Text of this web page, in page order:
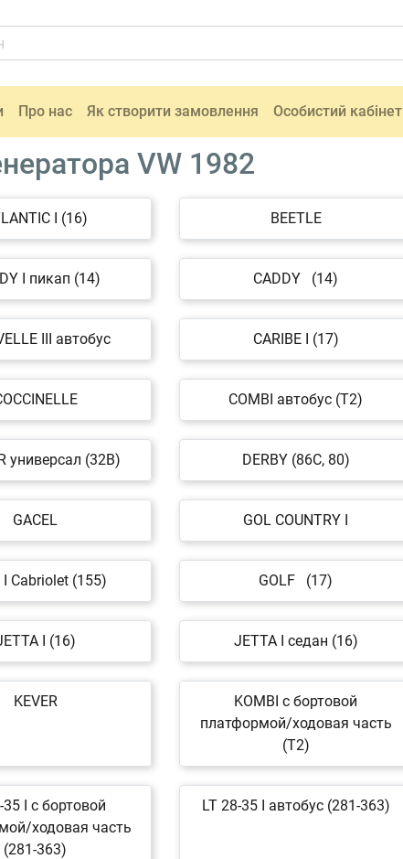
Про нас Як створити замовлення Особистий кабінет
VW 1982
I (16) BEETLE
I пикап (14) CADDY (14)
III автобус CARIBE I (17)
COMBI автобус (T2)
универсал (32B) DERBY (86C, 80)
GACEL GOL COUNTRY I
I Cabriolet (155) GOLF (17)
I (16) JETTA I седан (16)
KEVER
KOMBI c бортовой
платформой/ходовая часть
(T2)
35 I c бортовой
ходовая часть
(281-363)
LT 28-35 I автобус (281-363)